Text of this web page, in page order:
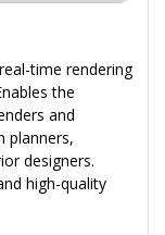
time rendering
the
and
planners,
designers.
high-quality